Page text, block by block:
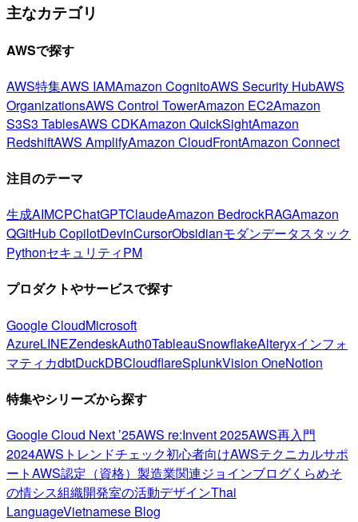
主なカテゴリ
AWSで探す
AWS特集AWS IAMAmazon CognitoAWS Security HubAWS
OrganizationsAWS Control TowerAmazon EC2Amazon
S3S3 TablesAWS CDKAmazon QuickSightAmazon
RedshiftAWS AmplifyAmazon CloudFrontAmazon Connect
注目のテーマ
生成AIMCPChatGPTClaudeAmazon BedrockRAGAmazon
QGitHub CopilotDevinCursorObsidianモダンデータスタック
PythonセキュリティPM
プロダクトやサービスで探す
Google CloudMicrosoft
AzureLINEZendeskAuth0TableauSnowflakeAlteryxインフォ
マティカdbtDuckDBCloudflareSplunkVision OneNotion
特集やシリーズから探す
Google Cloud Next ’25AWS re:Invent 2025AWS再入門
2024AWSトレンドチェック初心者向けAWSテクニカルサポ
ートAWS認定（資格） 製造業関連ジョインブログくらめそ
の情シス組織開発室の活動デザインThai
LanguageVietnamese Blog